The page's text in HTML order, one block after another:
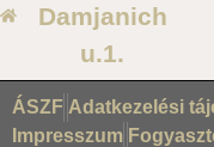
Damjanich
u.1.
ÁSZF Adatkezelési
Impresszum